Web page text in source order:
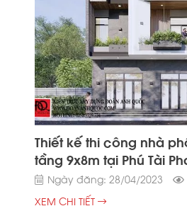
Thiết kế thi công nhà
tầng 9x8m tại Phú Tài
Ngày đăng: 28/04/2023
XEM CHI TIẾT